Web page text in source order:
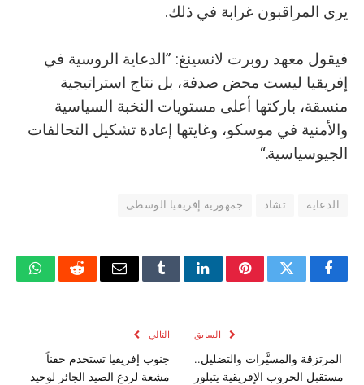
يرى المراقبون غرابة في ذلك.
فيقول معهد روبرت لانسينغ: ”الدعاية الروسية في
إفريقيا ليست محض صدفة، بل نتاج استراتيجية
منسقة، باركتها أعلى مستويات النخبة السياسية
والأمنية في موسكو، وغايتها إعادة تشكيل التحالفات
الجيوسياسية.“
الدعاية تشاد جمهورية إفريقيا الوسطى
فيسبوكتويتر بينتيريستلينكدإنTumblrالبريد
رديت
السابق
المرتزقة والمسيَّرات والتضليل..
مستقبل الحروب الإفريقية يتبلور
التالي
جنوب إفريقيا تستخدم حقناً
مشعة لردع الصيد الجائر لوحيد